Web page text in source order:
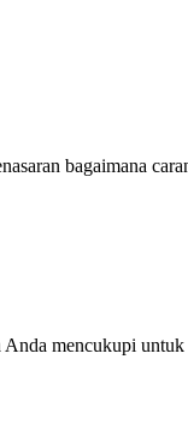
bagaimana
mencukupi untuk